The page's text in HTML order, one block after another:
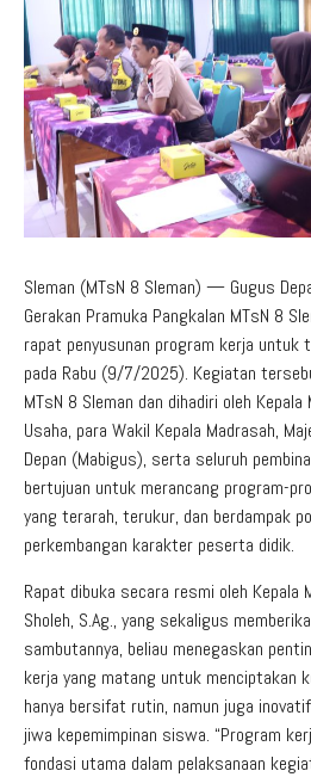
Profil PPID
Struktur Organisasi
Sleman (MTsN 8 Sleman) — Gugus
Gerakan Pramuka Pangkalan MTsN 8
rapat penyusunan program kerja
pada Rabu (9/7/2025). Kegiatan
MTsN 8 Sleman dan dihadiri oleh
Usaha, para Wakil Kepala Madrasah,
Depan (Mabigus), serta seluruh
bertujuan untuk merancang program-
yang terarah, terukur, dan berdampak
perkembangan karakter peserta didik.
Rapat dibuka secara resmi oleh Kepala
Sholeh, S.Ag., yang sekaligus
sambutannya, beliau menegaskan
kerja yang matang untuk menciptakan
hanya bersifat rutin, namun juga
jiwa kepemimpinan siswa. “Program
fondasi utama dalam pelaksanaan